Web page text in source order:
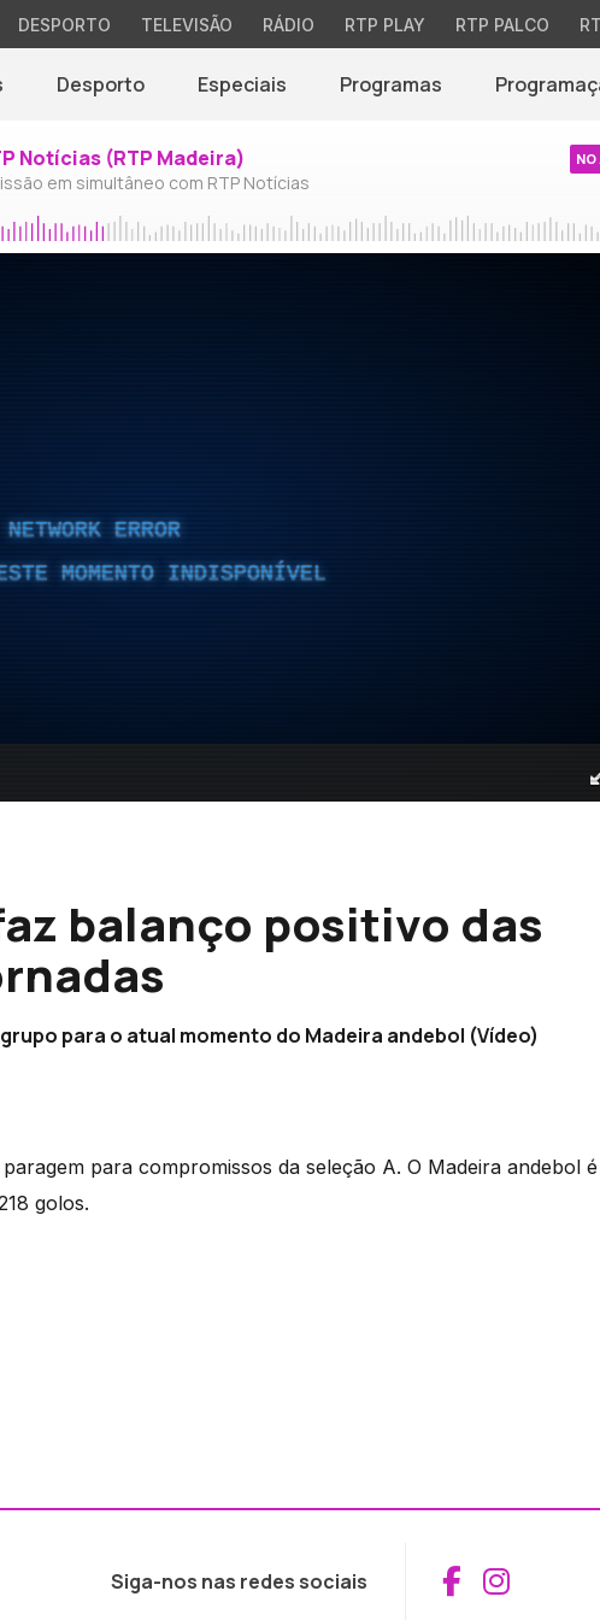
DESPORTO TELEVISÃO RÁDIO RTP PLAY RTP PALCO
Desporto Especiais Programas
Notícias (RTP Madeira)
em simultâneo com RTP Notícias
NO
ERROR
MOMENTO INDISPONÍVEL
balanço positivo das
para o atual momento do Madeira andebol (Vídeo)
para compromissos da seleção A. O Madeira andebol é
golos.
Siga-nos nas redes sociais Aceder